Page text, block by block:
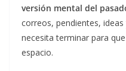
versión mental del
correos, pendientes,
necesita terminar para
espacio.